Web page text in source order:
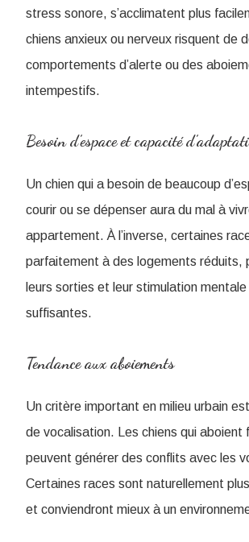
stress sonore, s’acclimatent plus
chiens anxieux ou nerveux risquent de
comportements d’alerte ou des
intempestifs.
Besoin d’espace et capacité
Un chien qui a besoin de beaucoup
courir ou se dépenser aura du mal à
appartement. À l’inverse, certaines
parfaitement à des logements réduits,
leurs sorties et leur stimulation
suffisantes.
Tendance aux aboiements
Un critère important en milieu urbain
de vocalisation. Les chiens qui aboient
peuvent générer des conflits avec les
Certaines races sont naturellement
et conviendront mieux à un